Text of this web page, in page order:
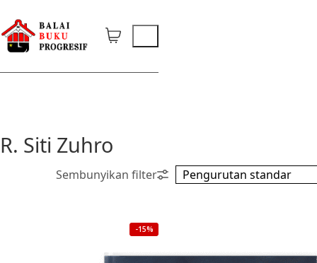
R. Siti Zuhro
-15%